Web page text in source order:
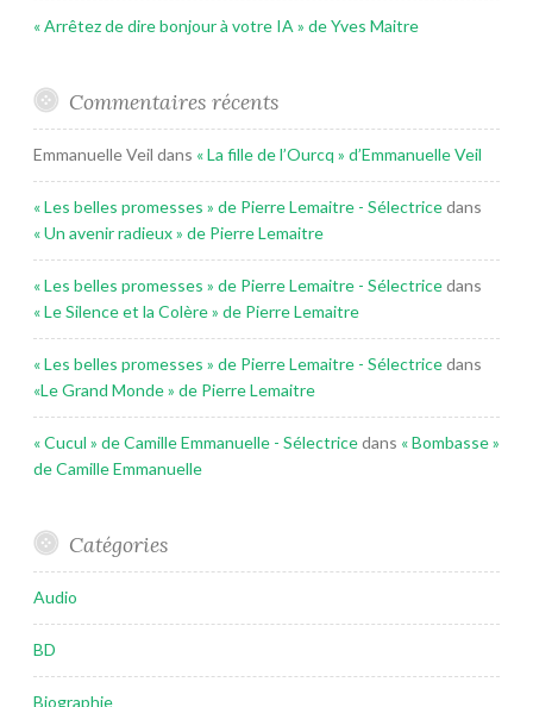
« Arrêtez de dire bonjour à votre IA » de Yves Maitre
Commentaires récents
Emmanuelle Veil dans « La fille de l’Ourcq » d’Emmanuelle Veil
« Les belles promesses » de Pierre Lemaitre - Sélectricedans
« Un avenir radieux » de Pierre Lemaitre
« Les belles promesses » de Pierre Lemaitre - Sélectricedans
« Le Silence et la Colère » de Pierre Lemaitre
« Les belles promesses » de Pierre Lemaitre - Sélectricedans
«Le Grand Monde » de Pierre Lemaitre
« Cucul » de Camille Emmanuelle - Sélectricedans « Bombasse »
de Camille Emmanuelle
Catégories
Audio
BD
Biographie